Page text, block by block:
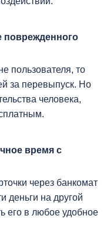
поврежденного
пользователя, то
за перевыпуск. Но
человека,
время с
через банкомат
деньги на другой
его в любое удобное